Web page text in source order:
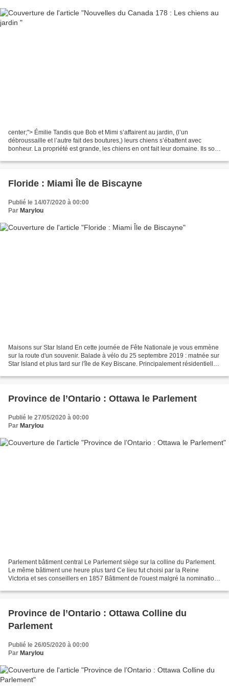
center;"> Émilie Tandis que Bob et Mimi s’affairent au jardin, (l’un
débroussaille et l’autre fait des boutures,) leurs chiens s’ébattent avec
bonheur. La propriété est grande, les chiens en ont fait leur domaine. Ils sont
Floride : Miami Île de Biscayne
Publié le 14/07/2020 à 00:00
Par Marylou
Maisons sur Star Island En cette journée de Fête Nationale je vous emmène
sur la route d'un souvenir. Balade à vélo du 25 septembre 2019 : matnée sur
Star Island et plus tard sur l'île de Key Biscane. Principalement résidentielle,
Province de l’Ontario : Ottawa le Parlement
Publié le 27/05/2020 à 00:00
Par Marylou
Parlement bâtiment central Le Parlement siège sur la colline du Parlement.
Le même bâtiment une heure plus tard Ce lieu fut choisi par la Reine
Victoria et ses conseillers en 1857 Bâtiment de l'ouest malgré la nomination
Province de l’Ontario : Ottawa Colline du
Parlement
Publié le 26/05/2020 à 00:00
Par Marylou